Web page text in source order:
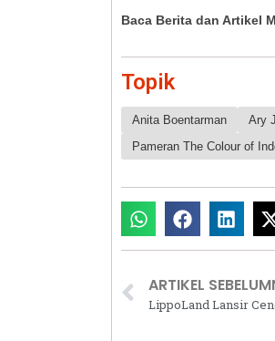
Baca Berita dan Artikel
Topik
Anita Boentarman Ary
Pameran The Colour of
ARTIKEL